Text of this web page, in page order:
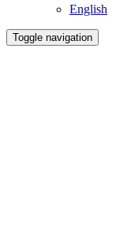
English
Toggle navigation